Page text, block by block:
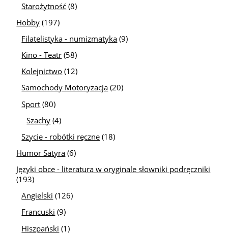
Starożytność (8)
Hobby (197)
Filatelistyka - numizmatyka (9)
Kino - Teatr (58)
Kolejnictwo (12)
Samochody Motoryzacja (20)
Sport (80)
Szachy (4)
Szycie - robótki ręczne (18)
Humor Satyra (6)
Języki obce - literatura w oryginale słowniki podręczniki
(193)
Angielski (126)
Francuski (9)
Hiszpański (1)